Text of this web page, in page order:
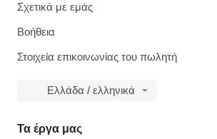
Σχετικά με εμάς
Βοήθεια
Στοιχεία επικοινωνίας του πωλητή
Ελλάδα / ελληνικά
Τα έργα μας